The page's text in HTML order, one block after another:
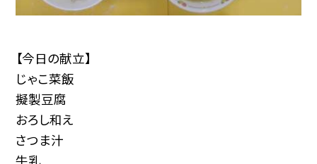
【今日の献立】
じゃこ菜飯
擬製豆腐
おろし和え
さつま汁
牛乳